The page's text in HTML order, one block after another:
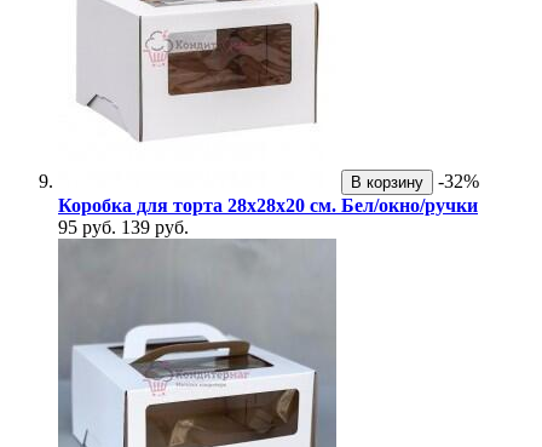
В корзину
-32%
Коробка для торта 28х28х20 см. Бел/окно/ручки
95 руб. 139 руб.